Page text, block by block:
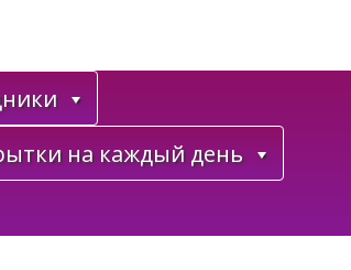
на каждый день